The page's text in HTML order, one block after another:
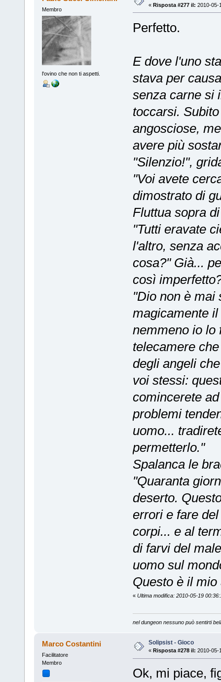
Membro
l'ovino che non ti aspetti.
« Risposta #277 il: 2010-05-
Perfetto.
E dove l'uno
stava per
senza carne si
toccarsi.
angosciose,
avere più
"Silenzio!",
"Voi avete
dimostrato di
Fluttua sopra
"Tutti eravate
l'altro, senza
cosa?" Già...
così
"Dio non è mai
magicamente
nemmeno io lo
telecamere
degli angeli
voi stessi:
comincerete
problemi
uomo...
permetterlo."
Spalanca le
"Quaranta
deserto.
errori e fare
corpi... e al
di farvi del
uomo sul
Questo è il
« Ultima modifica: 2010-05-19
nel dungeon nessuno può sentirti
Marco Costantini
Facilitatore
Membro
Solipsist - Gioco
« Risposta #278 il: 2010-05-
Ok, mi piace,